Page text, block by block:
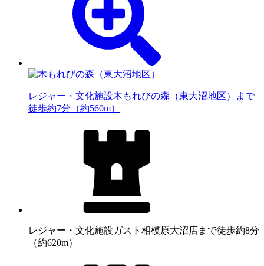
レジャー・文化施設木もれびの森（東大沼地区）まで
徒歩約7分（約560m）
レジャー・文化施設ガスト相模原大沼店まで徒歩約8分
（約620m）